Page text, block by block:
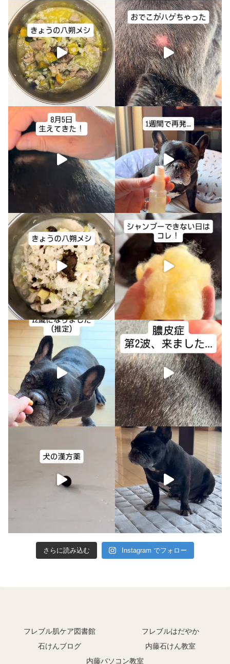
さらに読み込む Instagram でフォロー
フレブル肌ケア図書館
フレブルはだやか
石けんブログ
内藤石けん教室
内藤パソコン教室